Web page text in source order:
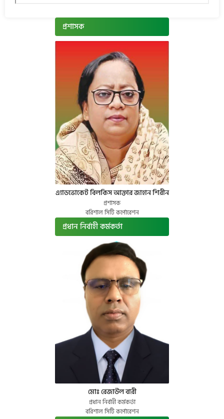
প্রশাসক
এ্যাডভোকেট বিলকিস আক্তার জাহান শিরীন
প্রশাসক
বরিশাল সিটি কর্পোরেশন
প্রধান নির্বাহী কর্মকর্তা
মোঃ রেজাউল বারী
প্রধান নির্বাহী কর্মকর্তা
বরিশাল সিটি কর্পোরেশন